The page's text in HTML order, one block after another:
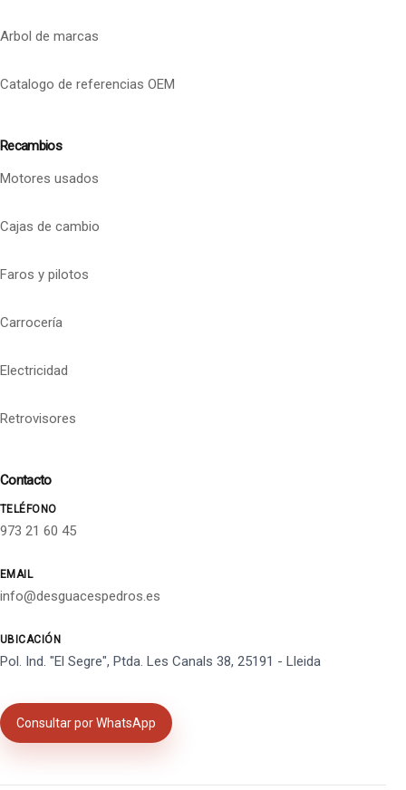
Arbol de marcas
Catalogo de referencias OEM
Recambios
Motores usados
Cajas de cambio
Faros y pilotos
Carrocería
Electricidad
Retrovisores
Contacto
TELÉFONO
973 21 60 45
EMAIL
info@desguacespedros.es
UBICACIÓN
Pol. Ind. "El Segre", Ptda. Les Canals 38, 25191 - Lleida
Consultar por WhatsApp